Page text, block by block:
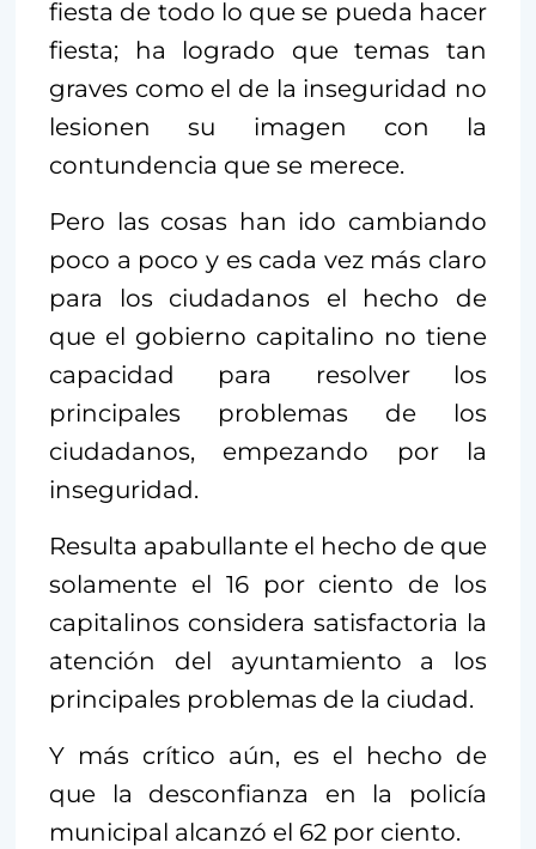
fiesta de todo lo que se pueda hacer
fiesta; ha logrado que temas tan
graves como el de la inseguridad no
lesionen su imagen con la
contundencia que se merece.
Pero las cosas han ido cambiando
poco a poco y es cada vez más claro
para los ciudadanos el hecho de
que el gobierno capitalino no tiene
capacidad para resolver los
principales problemas de los
ciudadanos, empezando por la
inseguridad.
Resulta apabullante el hecho de que
solamente el 16 por ciento de los
capitalinos considera satisfactoria la
atención del ayuntamiento a los
principales problemas de la ciudad.
Y más crítico aún, es el hecho de
que la desconfianza en la policía
municipal alcanzó el 62 por ciento.